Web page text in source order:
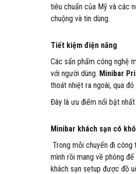
tiêu chuẩn của Mỹ và các
chuộng và tin dùng.
Tiết kiệm điện năng
Các sẩn phẩm công nghệ
với người dùng. Minibar
thoát nhiệt ra ngoài, qua
Đây là ưu điểm nổi bật
Minibar khách sạn có
Trong mỗi chuyến đi công
mình rồi mang về phòng
khách sạn setup được đồ